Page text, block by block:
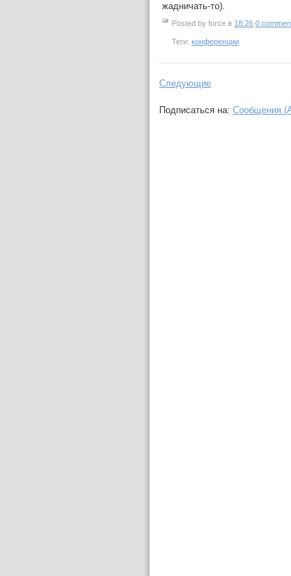
жадничать-то).
Posted by force в 18:26 0
Теги: конференции
Следующие
Подписаться на: Сообщения